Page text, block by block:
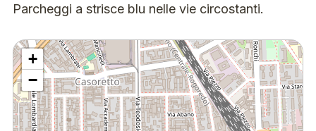
Parcheggi a strisce blu nelle vie circostanti.
+
−